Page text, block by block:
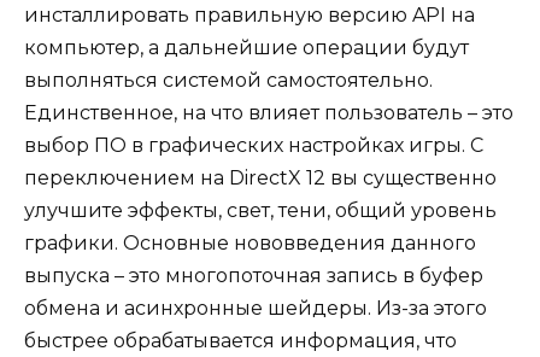
инсталлировать правильную версию API на
компьютер, а дальнейшие операции будут
выполняться системой самостоятельно.
Единственное, на что влияет пользователь – это
выбор ПО в графических настройках игры. С
переключением на DirectX 12 вы существенно
улучшите эффекты, свет, тени, общий уровень
графики. Основные нововведения данного
выпуска – это многопоточная запись в буфер
обмена и асинхронные шейдеры. Из-за этого
быстрее обрабатывается информация, что